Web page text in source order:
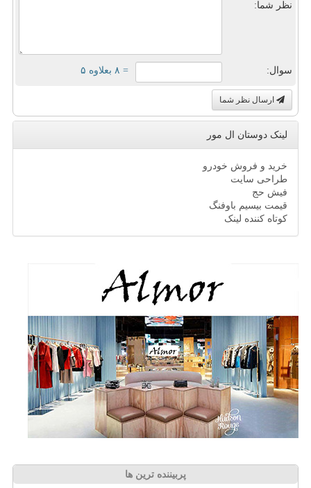
نظر شما:
سوال: = ۸ بعلاوه ۵
ارسال نظر شما
لینک دوستان ال مور
خرید و فروش خودرو
طراحی سایت
فیش حج
قیمت بیسیم باوفنگ
کوتاه کننده لینک
پربیننده ترین ها